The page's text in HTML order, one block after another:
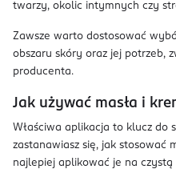
twarzy, okolic intymnych czy
Zawsze warto dostosować
obszaru skóry oraz jej potrzeb,
producenta.
Jak używać masła i
Właściwa aplikacja to klucz do
zastanawiasz się, jak stosować
najlepiej aplikować je na